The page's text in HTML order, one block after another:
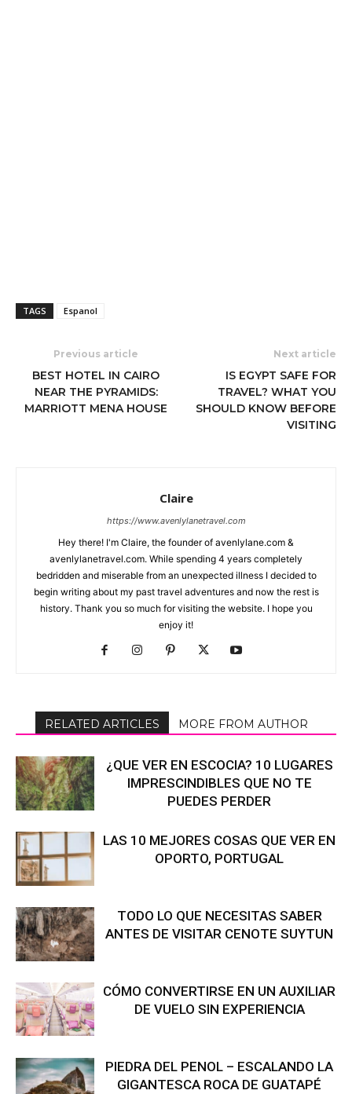
TAGS Espanol
Previous article
BEST HOTEL IN CAIRO
NEAR THE PYRAMIDS:
MARRIOTT MENA HOUSE
Next article
IS EGYPT SAFE FOR
TRAVEL? WHAT YOU
SHOULD KNOW BEFORE
VISITING
Claire
https://www.avenlylanetravel.com
Hey there! I'm Claire, the founder of avenlylane.com &
avenlylanetravel.com. While spending 4 years completely
bedridden and miserable from an unexpected illness I decided to
begin writing about my past travel adventures and now the rest is
history. Thank you so much for visiting the website. I hope you
enjoy it!
RELATED ARTICLES MORE FROM AUTHOR
¿QUE VER EN ESCOCIA? 10 LUGARES
IMPRESCINDIBLES QUE NO TE
PUEDES PERDER
LAS 10 MEJORES COSAS QUE VER EN
OPORTO, PORTUGAL
TODO LO QUE NECESITAS SABER
ANTES DE VISITAR CENOTE SUYTUN
CÓMO CONVERTIRSE EN UN AUXILIAR
DE VUELO SIN EXPERIENCIA
PIEDRA DEL PENOL – ESCALANDO LA
GIGANTESCA ROCA DE GUATAPÉ